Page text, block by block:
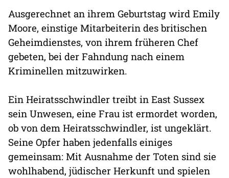
Ausgerechnet an ihrem Geburtstag wird Emily
Moore, einstige Mitarbeiterin des britischen
Geheimdienstes, von ihrem früheren Chef
gebeten, bei der Fahndung nach einem
Kriminellen mitzuwirken.
Ein Heiratsschwindler treibt in East Sussex
sein Unwesen, eine Frau ist ermordet worden,
ob von dem Heiratsschwindler, ist ungeklärt.
Seine Opfer haben jedenfalls einiges
gemeinsam: Mit Ausnahme der Toten sind sie
wohlhabend, jüdischer Herkunft und spielen